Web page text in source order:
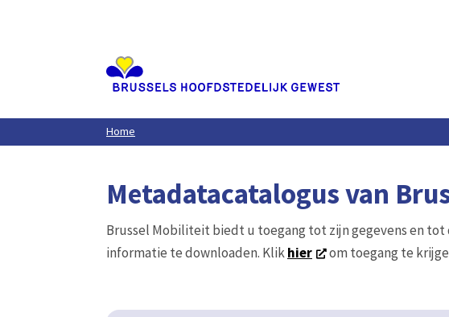
Home
Metadatacatalogus van
Brussel Mobiliteit biedt u toegang tot zijn gegevens en
informatie te downloaden. Klikhier om toegang te